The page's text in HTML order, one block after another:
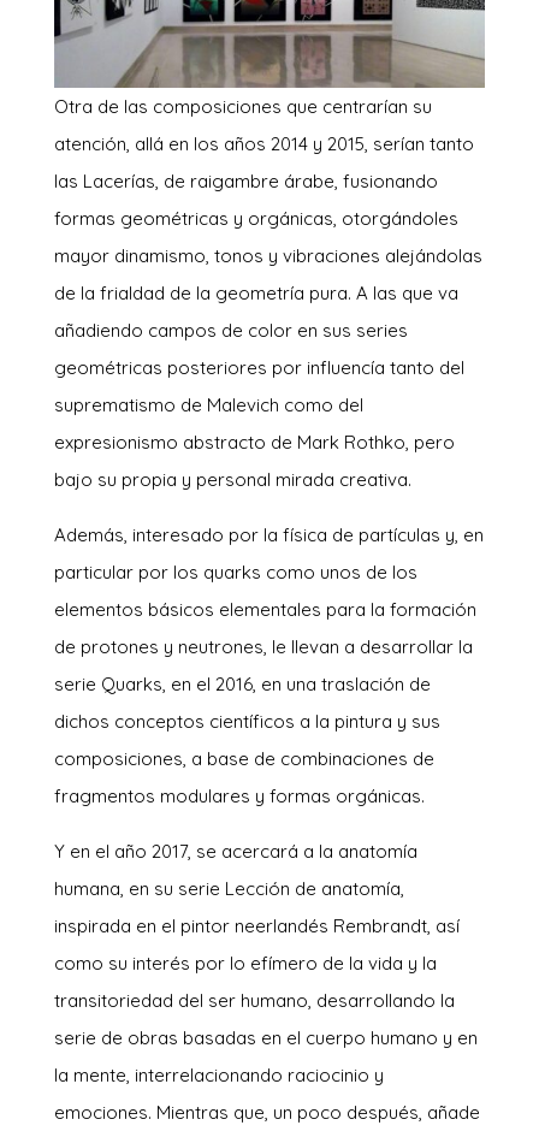
Otra de las composiciones que centrarían su
atención, allá en los años 2014 y 2015, serían tanto
las Lacerías, de raigambre árabe, fusionando
formas geométricas y orgánicas, otorgándoles
mayor dinamismo, tonos y vibraciones alejándolas
de la frialdad de la geometría pura. A las que va
añadiendo campos de color en sus series
geométricas posteriores por influencía tanto del
suprematismo de Malevich como del
expresionismo abstracto de Mark Rothko, pero
bajo su propia y personal mirada creativa.
Además, interesado por la física de partículas y, en
particular por los quarks como unos de los
elementos básicos elementales para la formación
de protones y neutrones, le llevan a desarrollar la
serie Quarks, en el 2016, en una traslación de
dichos conceptos científicos a la pintura y sus
composiciones, a base de combinaciones de
fragmentos modulares y formas orgánicas.
Y en el año 2017, se acercará a la anatomía
humana, en su serie Lección de anatomía,
inspirada en el pintor neerlandés Rembrandt, así
como su interés por lo efímero de la vida y la
transitoriedad del ser humano, desarrollando la
serie de obras basadas en el cuerpo humano y en
la mente, interrelacionando raciocinio y
emociones. Mientras que, un poco después, añade